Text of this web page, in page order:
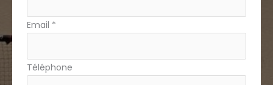
Email *
Téléphone